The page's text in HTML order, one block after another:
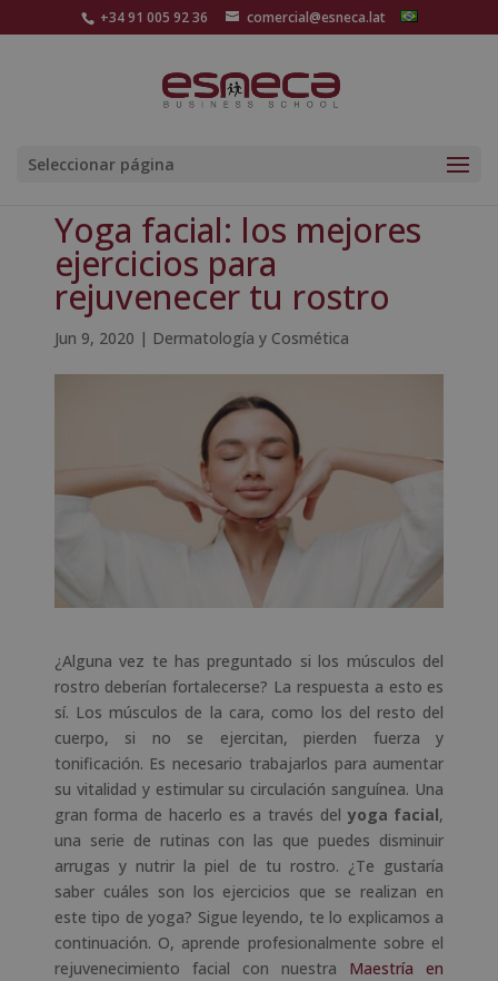
+34 91 005 92 36 comercial@esneca.lat
Seleccionar página
Yoga facial: los mejores
ejercicios para
rejuvenecer tu rostro
Jun 9, 2020 | Dermatología y Cosmética
¿Alguna vez te has preguntado si los músculos del
rostro deberían fortalecerse? La respuesta a esto es
sí. Los músculos de la cara, como los del resto del
cuerpo, si no se ejercitan, pierden fuerza y
tonificación. Es necesario trabajarlos para aumentar
su vitalidad y estimular su circulación sanguínea. Una
gran forma de hacerlo es a través del yoga facial,
una serie de rutinas con las que puedes disminuir
arrugas y nutrir la piel de tu rostro. ¿Te gustaría
saber cuáles son los ejercicios que se realizan en
este tipo de yoga? Sigue leyendo, te lo explicamos a
continuación. O, aprende profesionalmente sobre el
rejuvenecimiento facial con nuestra Maestría en